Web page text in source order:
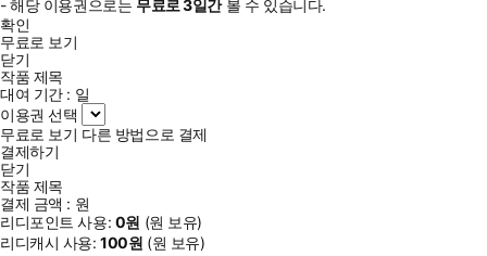
- 해당 이용권으로는 무료로3일간볼 수 있습니다.
확인
무료로 보기
닫기
작품 제목
대여 기간 : 일
이용권 선택
무료로 보기 다른 방법으로 결제
결제하기
닫기
작품 제목
결제 금액 : 원
리디포인트 사용: 0원 (원 보유)
리디캐시 사용:100원 (원 보유)